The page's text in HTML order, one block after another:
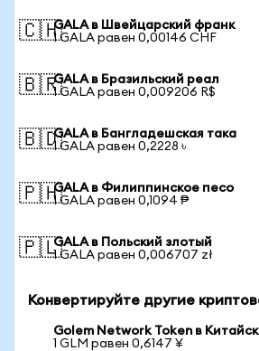
🇨🇭GALA в Швейцарский франк
1 GALA равен 0,00146 CHF
🇧🇷GALA в Бразильский реал
1 GALA равен 0,009206 R$
🇧🇩GALA в Бангладешская така
1 GALA равен 0,2228 ৳
🇵🇭GALA в Филиппинское песо
1 GALA равен 0,1094 ₱
🇵🇱GALA в Польский злотый
1 GALA равен 0,006707 zł
Конвертируйте другие
Golem Network Token в
1 GLM равен 0,6147 ¥